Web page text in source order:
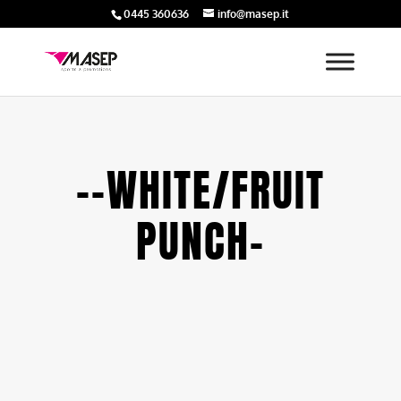
0445 360636 info@masep.it
--WHITE/FRUIT
PUNCH-